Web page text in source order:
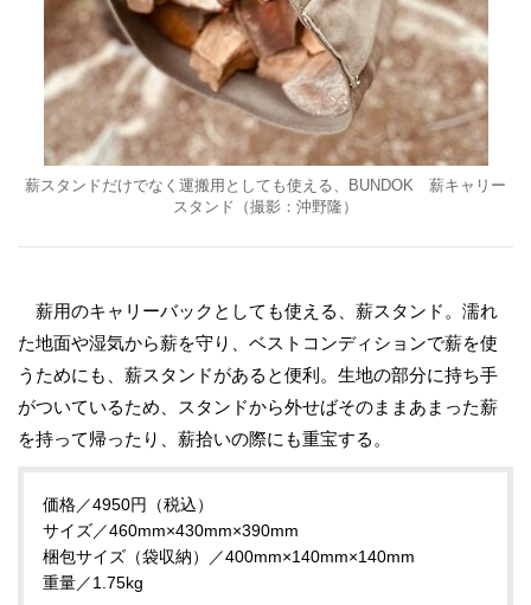
薪スタンドだけでなく運搬用としても使える、BUNDOK 薪キャリー
スタンド（撮影：沖野隆）
薪用のキャリーバックとしても使える、薪スタンド。濡れ
た地面や湿気から薪を守り、ベストコンディションで薪を使
うためにも、薪スタンドがあると便利。生地の部分に持ち手
がついているため、スタンドから外せばそのままあまった薪
を持って帰ったり、薪拾いの際にも重宝する。
価格／4950円（税込）
サイズ／460mm×430mm×390mm
梱包サイズ（袋収納）／400mm×140mm×140mm
重量／1.75kg